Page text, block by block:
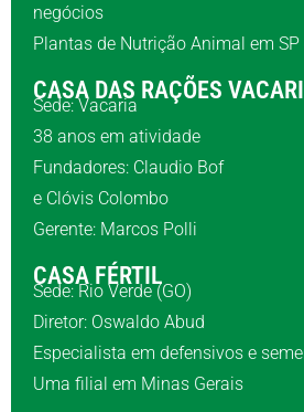
negócios
Plantas de Nutrição Animal em SP
CASA DAS RAÇÕES
Sede: Vacaria
38 anos em atividade
Fundadores: Claudio Bof
e Clóvis Colombo
Gerente: Marcos Polli
CASA FÉRTIL
Sede: Rio Verde (GO)
Diretor: Oswaldo Abud
Especialista em defensivos e
Uma filial em Minas Gerais